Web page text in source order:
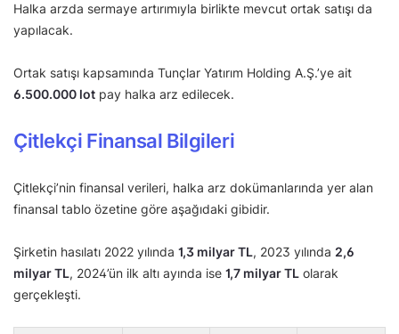
Halka arzda sermaye artırımıyla birlikte mevcut ortak satışı da
yapılacak.
Ortak satışı kapsamında Tunçlar Yatırım Holding A.Ş.’ye ait
6.500.000 lot pay halka arz edilecek.
Çitlekçi Finansal Bilgileri
Çitlekçi’nin finansal verileri, halka arz dokümanlarında yer alan
finansal tablo özetine göre aşağıdaki gibidir.
Şirketin hasılatı 2022 yılında 1,3 milyar TL, 2023 yılında 2,6
milyar TL, 2024’ün ilk altı ayında ise 1,7 milyar TL olarak
gerçekleşti.